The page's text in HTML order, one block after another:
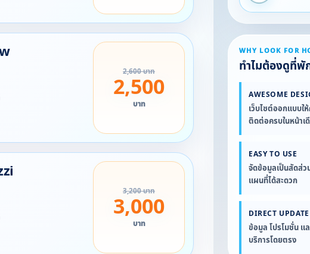
2,600 บาท
2,500
บาท
3,200 บาท
3,000
บาท
WHY LOOK FOR
ทำไมต้องดูที่พัก
AWESOME
เว็บไซต์ออกแบบใ
ติดต่อครบในหน้าเ
EASY TO USE
จัดข้อมูลเป็นสัดส่ว
แผนที่ได้สะดวก
DIRECT
ข้อมูล โปรโมชั่น แ
บริการโดยตรง